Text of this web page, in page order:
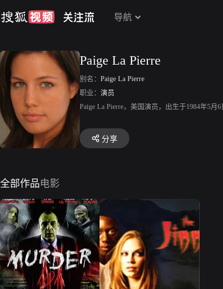
导航
Paige La Pierre
别名： Paige La Pierre
职业： 演员
Paige La Pierre，美国演员，出生于1984年5
分享
全部作品电影